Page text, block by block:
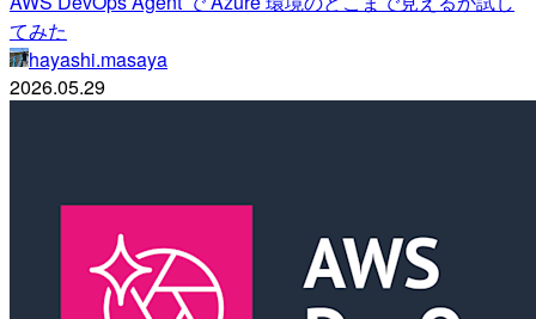
てみた
hayashi.masaya
2026.05.29